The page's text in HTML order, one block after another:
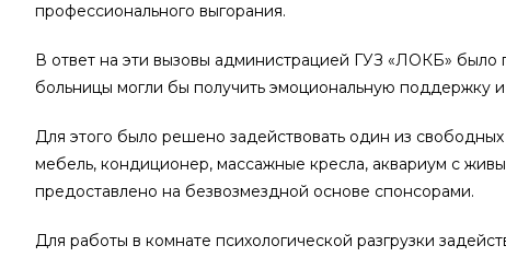
профессионального выгорания.
В ответ на эти вызовы администрацией ГУЗ «ЛОКБ» было
больницы могли бы получить эмоциональную поддержку
Для этого было решено задействовать один из
мебель, кондиционер, массажные кресла, аквариум с
предоставлено на безвозмездной основе спонсорами.
Для работы в комнате психологической разгрузки